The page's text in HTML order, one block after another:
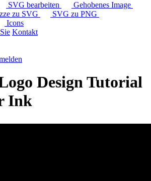
SVG bearbeiten
Gehobenes Image
zu SVG
SVG zu PNG
Icons
Kontakt
Design Tutorial
Ink